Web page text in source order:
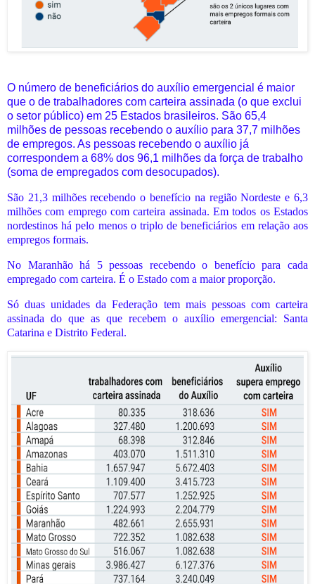
O número de beneficiários do auxílio emergencial é maior
que o de trabalhadores com carteira assinada (o que exclui
o setor público) em 25 Estados brasileiros. São 65,4
milhões de pessoas recebendo o auxílio para 37,7 milhões
de empregos. As pessoas recebendo o auxílio já
correspondem a 68% dos 96,1 milhões da força de trabalho
(soma de empregados com desocupados).
São 21,3 milhões recebendo o benefício na região Nordeste e 6,3
milhões com emprego com carteira assinada. Em todos os Estados
nordestinos há pelo menos o triplo de beneficiários em relação aos
empregos formais.
No Maranhão há 5 pessoas recebendo o benefício para cada
empregado com carteira. É o Estado com a maior proporção.
Só duas unidades da Federação tem mais pessoas com carteira
assinada do que as que recebem o auxílio emergencial: Santa
Catarina e Distrito Federal.